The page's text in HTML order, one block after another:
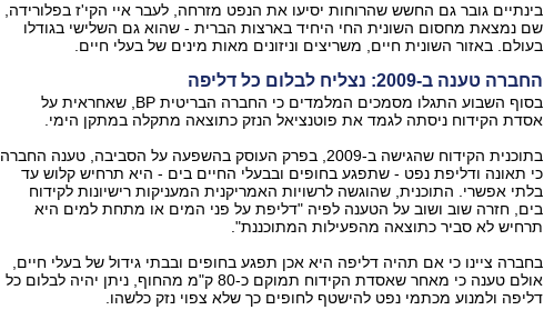
בינתיים גובר גם החשש שהרוחות יסיעו את הנפט מזרחה, לעבר איי הקי'ז בפלורידה,
שם נמצאת מחסום השונית החי היחיד בארצות הברית - שהוא גם השלישי בגודלו
בעולם. באזור השונית חיים, משריצים וניזונים מאות מינים של בעלי חיים.
החברה טענה ב-2009: נצליח לבלום כל דליפה
בסוף השבוע התגלו מסמכים המלמדים כי החברה הבריטית BP, שאחראית על
אסדת הקידוח ניסתה לגמד את פוטנציאל הנזק כתוצאה מתקלה במתקן הימי.
בתוכנית הקידוח שהגישה ב-2009, בפרק העוסק בהשפעה על הסביבה, טענה החברה
כי תאונה ודליפת נפט - שתפגע בחופים ובבעלי החיים בים - היא תרחיש קלוש עד
בלתי אפשרי. התוכנית, שהוגשה לרשויות האמריקנית המעניקות רישיונות לקידוח
בים, חזרה שוב ושוב על הטענה לפיה "דליפת על פני המים או מתחת למים היא
תרחיש לא סביר כתוצאה מהפעילות המתוכננת".
בחברה ציינו כי אם תהיה דליפה היא אכן תפגע בחופים ובבתי גידול של בעלי חיים,
אולם טענה כי מאחר שאסדת הקידוח תמוקם כ-80 ק"מ מהחוף, ניתן יהיה לבלום כל
דליפה ולמנוע מכתמי נפט להישטף לחופים כך שלא צפוי נזק כלשהו.